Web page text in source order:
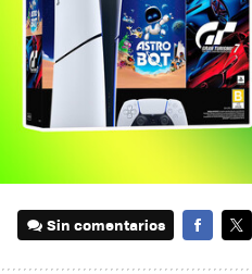
Sin comentarios